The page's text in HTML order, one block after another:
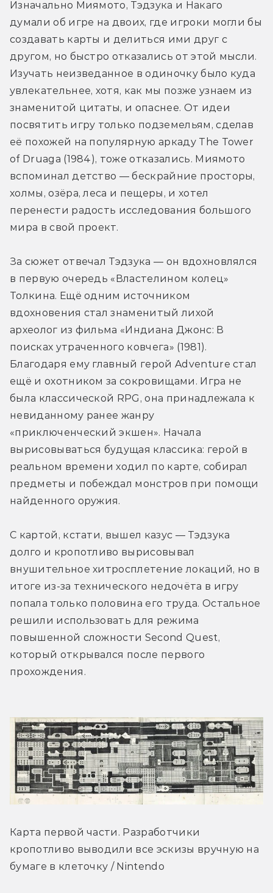
Изначально Миямото, Тэдзука и Накаго
думали об игре на двоих, где игроки могли бы
создавать карты и делиться ими друг с
другом, но быстро отказались от этой мысли.
Изучать неизведанное в одиночку было куда
увлекательнее, хотя, как мы позже узнаем из
знаменитой цитаты, и опаснее. От идеи
посвятить игру только подземельям, сделав
её похожей на популярную аркаду The Tower
of Druaga (1984), тоже отказались. Миямото
вспоминал детство — бескрайние просторы,
холмы, озёра, леса и пещеры, и хотел
перенести радость исследования большого
мира в свой проект.
За сюжет отвечал Тэдзука — он вдохновлялся
в первую очередь «Властелином колец»
Толкина. Ещё одним источником
вдохновения стал знаменитый лихой
археолог из фильма «Индиана Джонс: В
поисках утраченного ковчега» (1981).
Благодаря ему главный герой Adventure стал
ещё и охотником за сокровищами. Игра не
была классической RPG, она принадлежала к
невиданному ранее жанру
«приключенческий экшен». Начала
вырисовываться будущая классика: герой в
реальном времени ходил по карте, собирал
предметы и побеждал монстров при помощи
найденного оружия.
С картой, кстати, вышел казус — Тэдзука
долго и кропотливо вырисовывал
внушительное хитросплетение локаций, но в
итоге из-за технического недочёта в игру
попала только половина его труда. Остальное
решили использовать для режима
повышенной сложности Second Quest,
который открывался после первого
прохождения.
Карта первой части. Разработчики
кропотливо выводили все эскизы вручную на
бумаге в клеточку / Nintendo